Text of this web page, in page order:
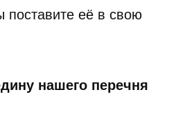
поставите её в свою
нашего перечня